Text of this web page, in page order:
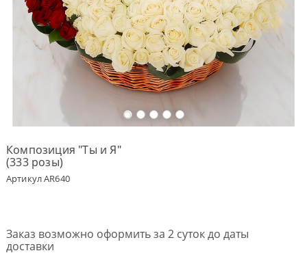
Розы
Подарки
Условия
Бонусная
программа
Обратная
связь
Композиция "Ты и Я"
(333 розы)
Артикул AR640
Заказ возможно оформить за 2 суток до даты
доставки